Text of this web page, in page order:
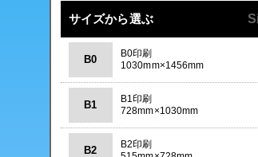
サイズから選ぶ
B0
B0印刷
1030mm×1456mm
B1
B1印刷
728mm×1030mm
B2
B2印刷